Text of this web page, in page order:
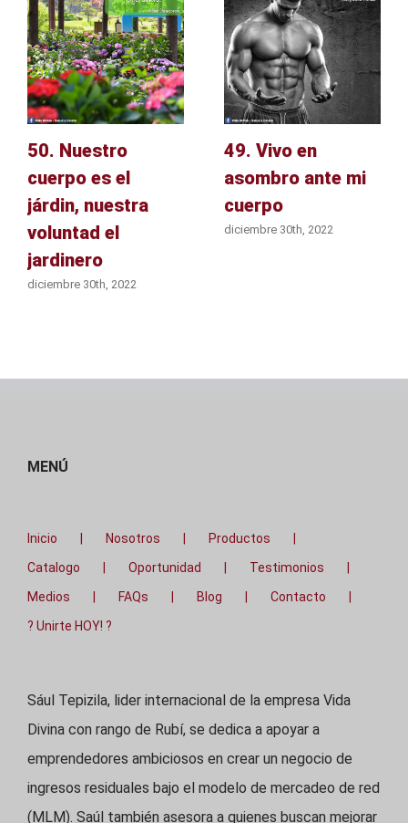
50. Nuestro
cuerpo es el
járdin, nuestra
voluntad el
jardinero
diciembre 30th, 2022
49. Vivo en
asombro ante mi
cuerpo
diciembre 30th, 2022
MENÚ
Inicio Nosotros
Productos
Catalogo
Oportunidad
Testimonios
Medios
FAQs Blog
Contacto
? Unirte HOY! ?
Sául Tepizila, lider internacional de la empresa Vida
Divina con rango de Rubí, se dedica a apoyar a
emprendedores ambiciosos en crear un negocio de
ingresos residuales bajo el modelo de mercadeo de red
(MLM). Saúl también asesora a quienes buscan mejorar